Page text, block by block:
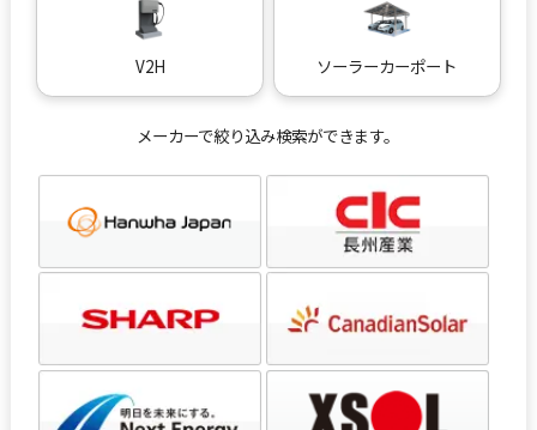
V2H ソーラーカーポート
メーカーで絞り込み検索ができます。